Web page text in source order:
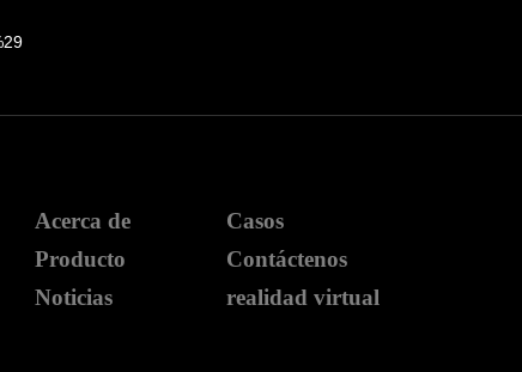
Acerca de
Producto
Noticias
Casos
Contáctenos
realidad virtual